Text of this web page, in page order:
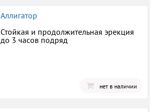
Аллигатор
Стойкая и продолжительная эрекция
до 3 часов подряд
нет в наличии